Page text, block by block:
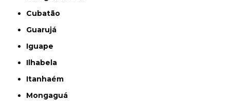
Cubatão
Guarujá
Iguape
Ilhabela
Itanhaém
Mongaguá